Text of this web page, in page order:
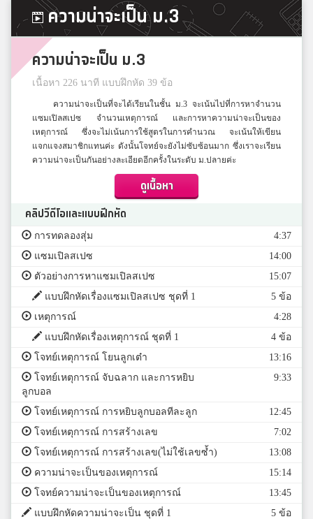
ความน่าจะเป็น ม.3
ความน่าจะเป็น ม.3
เนื้อหา 226 นาที แบบฝึกหัด 39 ข้อ
ความน่าจะเป็นที่จะได้เรียนในชั้น ม.3 จะเน้นไปที่การหาจำนวน
แซมเปิลสเปซ จำนวนเหตุการณ์ และการหาความน่าจะเป็นของ
เหตุการณ์ ซึ่งจะไม่เน้นการใช้สูตรในการคำนวณ จะเน้นให้เขียน
แจกแจงสมาชิกแทนค่ะ ดังนั้นโจทย์จะยังไม่ซับซ้อนมาก ซึ่งเราจะเรียน
ความน่าจะเป็นกันอย่างละเอียดอีกครั้งในระดับ ม.ปลายค่ะ
ดูเนื้อหา
คลิปวีดีโอและแบบฝึกหัด
การทดลองสุ่ม
4:37
แซมเปิลสเปซ
14:00
ตัวอย่างการหาแซมเปิลสเปซ
15:07
แบบฝึกหัดเรื่องแซมเปิลสเปซ ชุดที่ 1
5 ข้อ
เหตุการณ์
4:28
แบบฝึกหัดเรื่องเหตุการณ์ ชุดที่ 1
4 ข้อ
โจทย์เหตุการณ์ โยนลูกเต๋า
13:16
โจทย์เหตุการณ์ จับฉลาก และการหยิบ
ลูกบอล
9:33
โจทย์เหตุการณ์ การหยิบลูกบอลทีละลูก
12:45
โจทย์เหตุการณ์ การสร้างเลข
7:02
โจทย์เหตุการณ์ การสร้างเลข(ไม่ใช้เลขซ้ำ)
13:08
ความน่าจะเป็นของเหตุการณ์
15:14
โจทย์ความน่าจะเป็นของเหตุการณ์
13:45
แบบฝึกหัดความน่าจะเป็น ชุดที่ 1
5 ข้อ